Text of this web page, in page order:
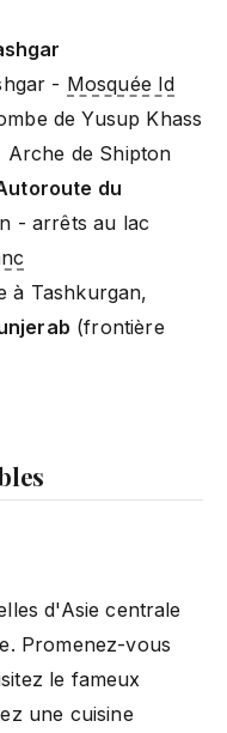
- Mosquée Id
de Yusup Khass
Arche de Shipton
du
- arrêts au lac
à Tashkurgan,
(frontière
d'Asie centrale
Promenez-vous
le fameux
une cuisine